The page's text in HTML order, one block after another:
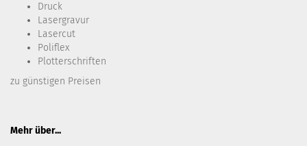
Druck
Lasergravur
Lasercut
Poliflex
Plotterschriften
zu günstigen Preisen
Mehr über...